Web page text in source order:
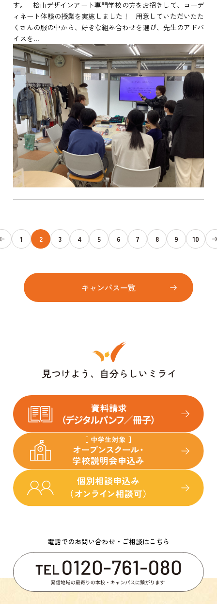
す。 松山デザインアート専門学校の方をお招きして、コーデ
ィネート体験の授業を実施しました！ 用意していただいたた
くさんの服の中から、好きな組み合わせを選び、先生のアドバ
イスを...
1 2 3 4 5 6 7 8 9 10
キャンパス一覧
電話でのお問い合わせ・ご相談はこちら